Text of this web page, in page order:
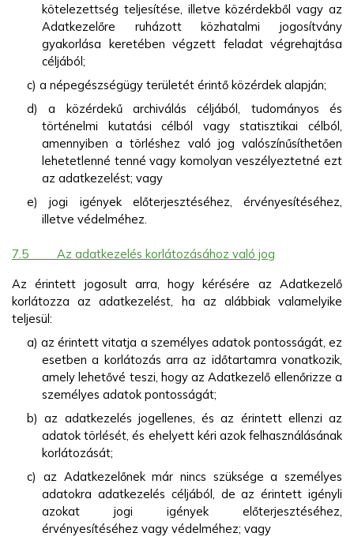
kötelezettség teljesítése, illetve közérdekből vagy az
Adatkezelőre ruházott közhatalmi jogosítvány
gyakorlása keretében végzett feladat végrehajtása
céljából;
c) a népegészségügy területét érintő közérdek alapján;
d) a közérdekű archiválás céljából, tudományos és
történelmi kutatási célból vagy statisztikai célból,
amennyiben a törléshez való jog valószínűsíthetően
lehetetlenné tenné vagy komolyan veszélyeztetné ezt
az adatkezelést; vagy
e) jogi igények előterjesztéséhez, érvényesítéséhez,
illetve védelméhez.
7.5 Az adatkezelés korlátozásához való jog
Az érintett jogosult arra, hogy kérésére az Adatkezelő
korlátozza az adatkezelést, ha az alábbiak valamelyike
teljesül:
a) az érintett vitatja a személyes adatok pontosságát, ez
esetben a korlátozás arra az időtartamra vonatkozik,
amely lehetővé teszi, hogy az Adatkezelő ellenőrizze a
személyes adatok pontosságát;
b) az adatkezelés jogellenes, és az érintett ellenzi az
adatok törlését, és ehelyett kéri azok felhasználásának
korlátozását;
c) az Adatkezelőnek már nincs szüksége a személyes
adatokra adatkezelés céljából, de az érintett igényli
azokat jogi igények előterjesztéséhez,
érvényesítéséhez vagy védelméhez; vagy